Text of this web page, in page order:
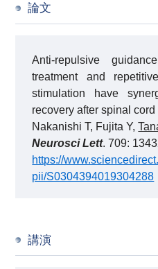
論文
Anti-repulsive
treatment and
stimulation have
recovery after spinal cord
Nakanishi T, Fujita Y,
Neurosci Lett. 709:
https://
pii/S0304394019304288
講演